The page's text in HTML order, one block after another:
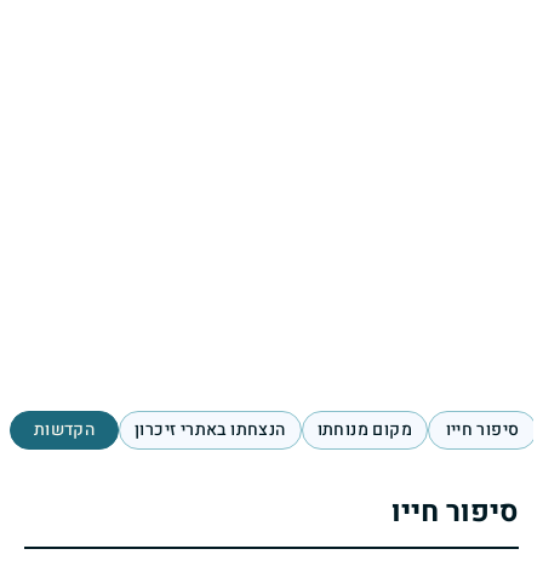
סיפור חייו מקום מנוחתו הנצחתו באתרי זיכרון הקדשות
סיפור חייו